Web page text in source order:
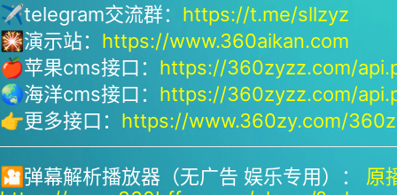
✈telegram交流群： https://t.me/sllzyz
🎇演示站： https://www.360aikan.com
🍎苹果cms接口： https://360zyzz.com/
🌏海洋cms接口： https://360zyzz.com/
👉更多接口： https://www.360zy.com/
🎦弹幕解析播放器（无广告 娱乐专用）： 原